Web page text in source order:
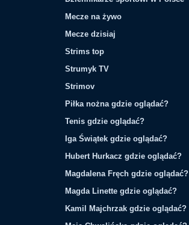
Mecze na żywo
Mecze dzisiaj
Strims top
Strumyk TV
Strimov
Piłka nożna gdzie oglądać?
Tenis gdzie oglądać?
Iga Świątek gdzie oglądać?
Hubert Hurkacz gdzie oglądać?
Magdalena Fręch gdzie oglądać?
Magda Linette gdzie oglądać?
Kamil Majchrzak gdzie oglądać?